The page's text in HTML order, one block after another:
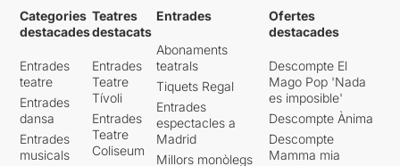
Categories
destacades
Entrades
teatre
Entrades
dansa
Entrades
musicals
Teatres
destacats
Entrades
Teatre
Tívoli
Entrades
Teatre
Coliseum
Entrades
Abonaments
teatrals
Tiquets Regal
Entrades
espectacles a
Madrid
Millors monòlegs
Ofertes
destacades
Descompte El
Mago Pop 'Nada
es imposible'
Descompte Ànima
Descompte
Mamma mia